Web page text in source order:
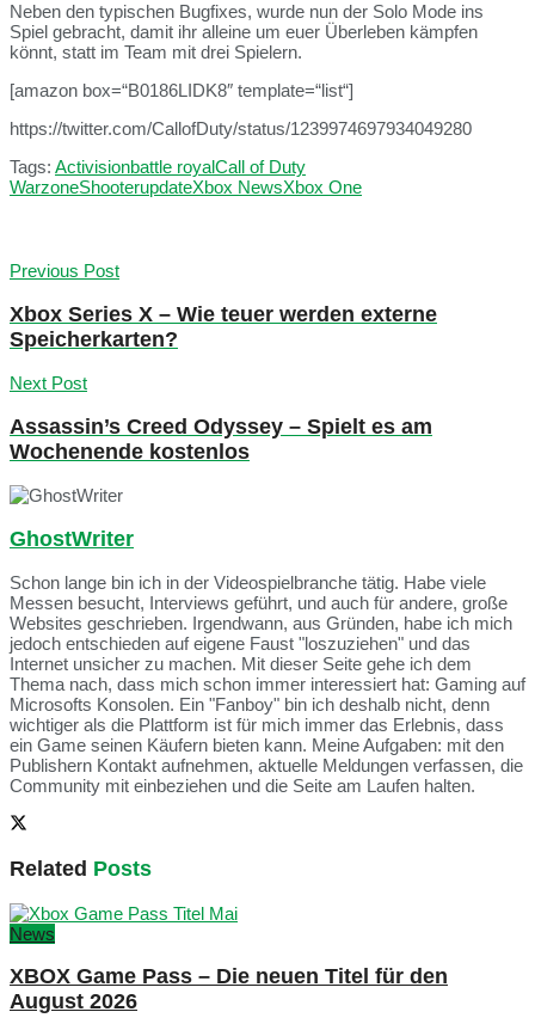
Neben den typischen Bugfixes, wurde nun der Solo Mode ins
Spiel gebracht, damit ihr alleine um euer Überleben kämpfen
könnt, statt im Team mit drei Spielern.
[amazon box=“B0186LIDK8″ template=“list“]
https://twitter.com/CallofDuty/status/1239974697934049280
Tags: Activisionbattle royalCall of Duty
WarzoneShooterupdateXbox NewsXbox One
Previous Post
Xbox Series X – Wie teuer werden externe
Speicherkarten?
Next Post
Assassin’s Creed Odyssey – Spielt es am
Wochenende kostenlos
GhostWriter
Schon lange bin ich in der Videospielbranche tätig. Habe viele
Messen besucht, Interviews geführt, und auch für andere, große
Websites geschrieben. Irgendwann, aus Gründen, habe ich mich
jedoch entschieden auf eigene Faust "loszuziehen" und das
Internet unsicher zu machen. Mit dieser Seite gehe ich dem
Thema nach, dass mich schon immer interessiert hat: Gaming auf
Microsofts Konsolen. Ein "Fanboy" bin ich deshalb nicht, denn
wichtiger als die Plattform ist für mich immer das Erlebnis, dass
ein Game seinen Käufern bieten kann. Meine Aufgaben: mit den
Publishern Kontakt aufnehmen, aktuelle Meldungen verfassen, die
Community mit einbeziehen und die Seite am Laufen halten.
Related Posts
News
XBOX Game Pass – Die neuen Titel für den
August 2026